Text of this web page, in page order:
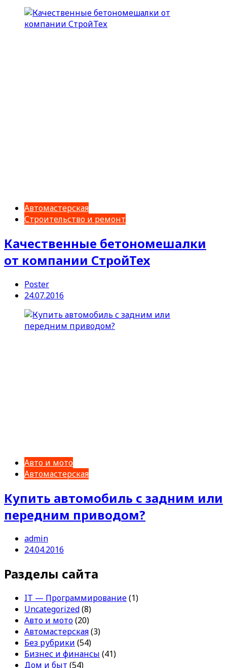
Автомастерская
Строительство и ремонт
Качественные бетономешалки
от компании СтройТех
Poster
24.07.2016
Авто и мото
Автомастерская
Купить автомобиль с задним или
передним приводом?
admin
24.04.2016
Разделы сайта
IT — Программирование(1)
Uncategorized(8)
Авто и мото(20)
Автомастерская(3)
Без рубрики (54)
Бизнес и финансы (41)
Дом и быт (54)